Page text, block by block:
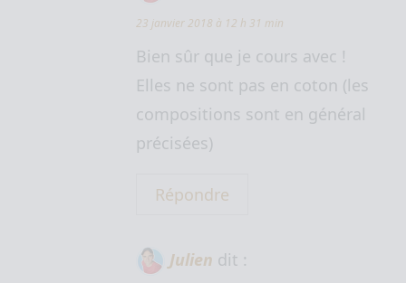
23 janvier 2018 à 12 h 31 min
Bien sûr que je cours avec !
Elles ne sont pas en coton (les
compositions sont en général
précisées)
Répondre
Julien dit :